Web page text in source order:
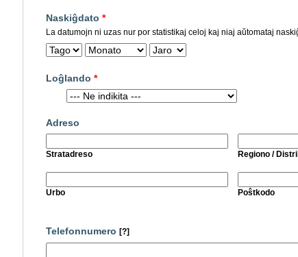
Naskiĝdato *
La datumojn ni uzas nur por statistikaj celoj kaj niaj aŭtomataj
Loĝlando *
Adreso
Stratadreso
Urbo
Regiono /
Poŝtkodo
Telefonnumero [?]